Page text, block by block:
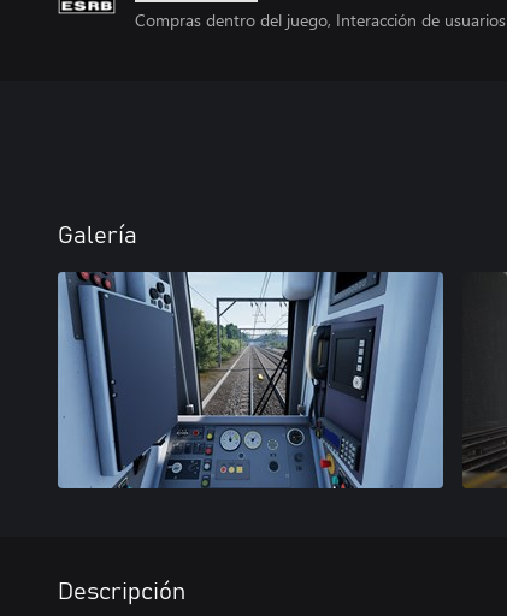
Compras dentro del juego, Interacción de usuarios
Galería
Descripción